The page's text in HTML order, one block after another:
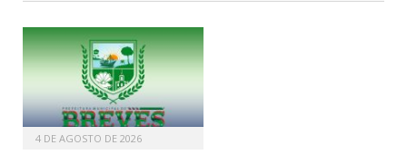
4 DE AGOSTO DE 2026